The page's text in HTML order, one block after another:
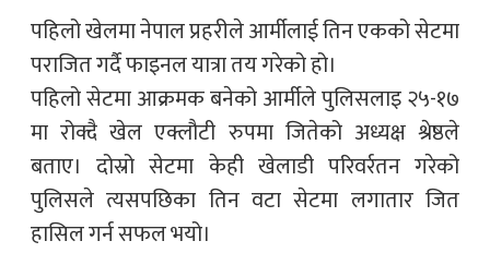
पहिलो खेलमा नेपाल प्रहरीले आर्मीलाई तिन एकको सेटमा
पराजित गर्दै फाइनल यात्रा तय गरेको हो।
पहिलो सेटमा आक्रमक बनेको आर्मीले पुलिसलाइ २५­-१७
मा रोक्दै खेल एक्लौटी रुपमा जितेको अध्यक्ष श्रेष्ठले
बताए। दोस्रो सेटमा केही खेलाडी परिवर्रतन गरेको
पुलिसले त्यसपछिका तिन वटा सेटमा लगातार जित
हासिल गर्न सफल भयो।